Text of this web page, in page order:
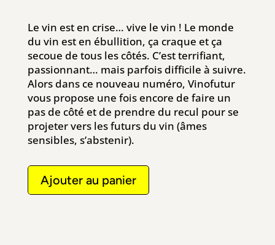
Le vin est en crise… vive le vin ! Le monde
du vin est en ébullition, ça craque et ça
secoue de tous les côtés. C’est terrifiant,
passionnant… mais parfois difficile à suivre.
Alors dans ce nouveau numéro, Vinofutur
vous propose une fois encore de faire un
pas de côté et de prendre du recul pour se
projeter vers les futurs du vin (âmes
sensibles, s’abstenir).
Ajouter au panier